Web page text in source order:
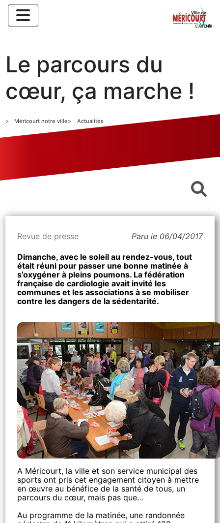
Le parcours du
cœur, ça marche !
Méricourt notre ville Actualités
Revue de presse Paru le 06/04/2017
Dimanche, avec le soleil au rendez-vous, tout
était réuni pour passer une bonne matinée à
s’oxygéner à pleins poumons. La fédération
française de cardiologie avait invité les
communes et les associations à se mobiliser
contre les dangers de la sédentarité.
A Méricourt, la ville et son service municipal des
sports ont pris cet engagement citoyen à mettre
en œuvre au bénéfice de la santé de tous, un
parcours du cœur, mais pas que…
Au programme de la matinée, une randonnée